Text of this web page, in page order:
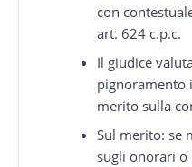
con
art. 624 c.p.c.
Il giudice
pignoramento
merito sulla
Sul merito: se
sugli onorari o